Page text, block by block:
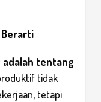
tentang
tidak
tetapi